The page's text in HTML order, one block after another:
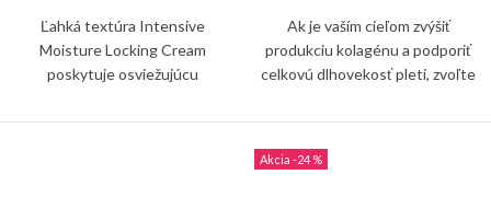
Ľahká textúra Intensive
Moisture Locking Cream
poskytuje osviežujúcu
Ak je vaším cieľom zvýšiť
produkciu kolagénu a podporiť
celkovú dlhovekosť pleti, zvoľte
aby sa zamerali na...
-24 %